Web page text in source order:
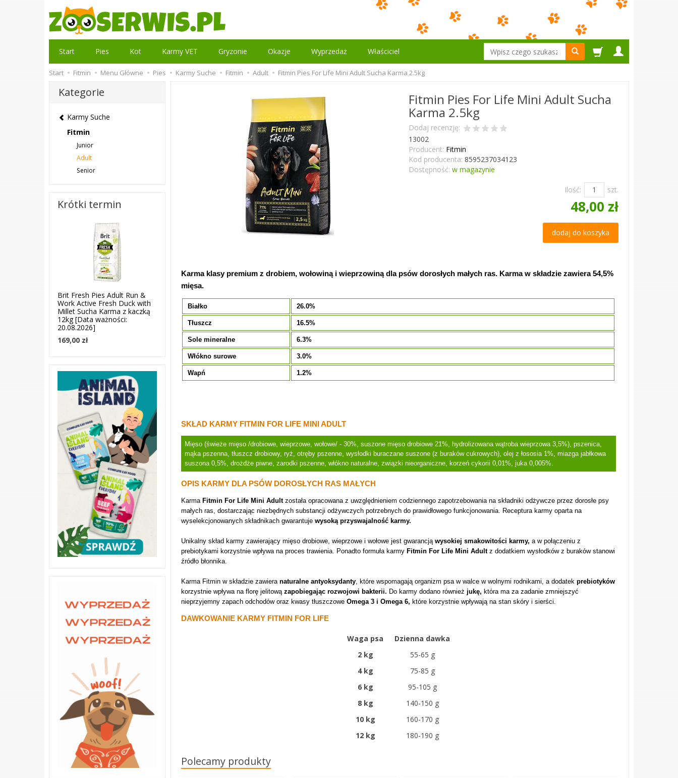
Wyszukaj
Start Pies Kot Karmy VET Gryzonie Okazje Wyprzedaż Właściciel
Start Fitmin Menu Główne Pies Karmy Suche Fitmin Adult Fitmin Pies For Life Mini Adult Sucha Karma 2.5kg
Fitmin Pies For Life Mini Adult Sucha
Karma 2.5kg
Dodaj recenzję:
13002
Producent: Fitmin
Kod producenta: 8595237034123
Dostępność: w magazynie
Ilość: szt.
48,00 zł
dodaj do koszyka
Karma klasy premium z drobiem, wołowiną i wieprzowiną dla psów dorosłych małych ras. Karma w składzie zawiera 54,5%
mięsa.
Białko 26.0%
Tłuszcz 16.5%
Sole mineralne 6.3%
Włókno surowe 3.0%
Wapń 1.2%
SKŁAD KARMY FITMIN FOR LIFE MINI ADULT
Mięso (świeże mięso /drobiowe, wieprzowe, wołowe/ - 30%, suszone mięso drobiowe 21%, hydrolizowana wątroba wieprzowa 3,5%), pszenica,
mąka pszenna, tłuszcz drobiowy, ryż, otręby pszenne, wysłodki buraczane suszone (z buraków cukrowych), olej z łososia 1%, miazga jabłkowa
suszona 0,5%, drożdże piwne, zarodki pszenne, włókno naturalne, związki nieorganiczne, korzeń cykorii 0,01%, juka 0,005%.
OPIS KARMY DLA PSÓW DOROSŁYCH RAS MAŁYCH
Karma Fitmin For Life Mini Adultzostała opracowana z uwzględnieniem codziennego zapotrzebowania na składniki odżywcze przez dorosłe psy
małych ras, dostarczając niezbędnych substancji odżywczych potrzebnych do prawidłowego funkcjonowania. Receptura karmy oparta na
wyselekcjonowanych składnikach gwarantujewysoką przyswajalność karmy.
Unikalny skład karmy zawierający mięso drobiowe, wieprzowe i wołowe jest gwarancjąwysokiej smakowitości karmy, a w połączeniu z
prebiotykami korzystnie wpływa na proces trawienia. Ponadto formuła karmy Fitmin For Life Mini Adultz dodatkiem wysłodków z buraków stanowi
źródło błonnika.
Karma Fitmin w składzie zawieranaturalne antyoksydanty, które wspomagają organizm psa w walce w wolnymi rodnikami, a dodatekprebiotyków
korzystnie wpływa na florę jelitowązapobiegając rozwojowi bakterii. Do karmy dodano również jukę, która ma za zadanie zmniejszyć
nieprzyjemny zapach odchodów oraz kwasy tłuszczowe Omega 3 i Omega 6, które korzystnie wpływają na stan skóry i sierści.
DAWKOWANIE KARMY FITMIN FOR LIFE
Waga psa
Dzienna dawka
2 kg
55-65 g
4 kg
75-85 g
6 kg
95-105 g
8 kg
140-150 g
10 kg
160-170 g
12 kg
180-190 g
Polecamy produkty
Kategorie
Karmy Suche
Fitmin
Junior
Adult
Senior
Krótki termin
Brit Fresh Pies Adult Run &
Work Active Fresh Duck with
Millet Sucha Karma z kaczką
12kg [Data ważności:
20.08.2026]
169,00 zł